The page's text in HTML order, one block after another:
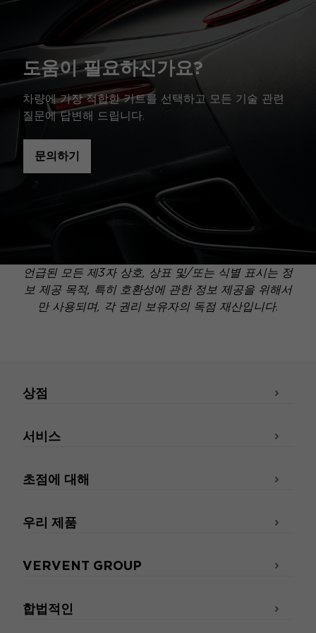
도움이 필요하신가요?
차량에 가장 적합한 키트를 선택하고 모든 기술 관련
질문에 답변해 드립니다.
문의하기
언급된 모든 제3자 상호, 상표 및/또는 식별 표시는 정
보 제공 목적, 특히 호환성에 관한 정보 제공을 위해서
만 사용되며, 각 권리 보유자의 독점 재산입니다.
상점
서비스
초점에 대해
우리 제품
VERVENT GROUP
합법적인